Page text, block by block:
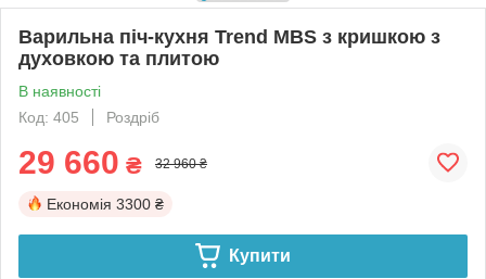
Варильна піч-кухня Trend MBS з кришкою з
духовкою та плитою
В наявності
Код: 405
Роздріб
29 660 ₴ 32 960 ₴
Економія 3300 ₴
Купити